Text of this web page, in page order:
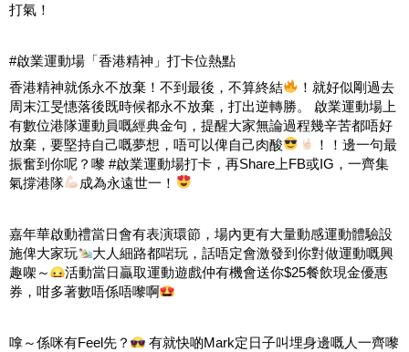
打氣！
#啟業運動場「香港精神」打卡位熱點
香港精神就係永不放棄！不到最後，不算終結
！就好似剛過去
周末江旻憓落後既時候都永不放棄，打出逆轉勝。 啟業運動場上
有數位港隊運動員嘅經典金句，提醒大家無論過程幾辛苦都唔好
放棄，要堅持自己嘅夢想，唔可以俾自己肉酸
！！邊一句最
振奮到你呢？嚟 #啟業運動場打卡，再Share上FB或IG，一齊集
氣撐港隊
成為永遠世一！
嘉年華啟動禮當日會有表演環節，場內更有大量動感運動體驗設
施俾大家玩
大人細路都啱玩，話唔定會激發到你對做運動嘅興
趣㗎～
活動當日贏取運動遊戲仲有機會送你$25餐飲現金優惠
券，咁多著數唔係唔嚟啊
嗱～係咪有Feel先？
有就快啲Mark定日子叫埋身邊嘅人一齊嚟